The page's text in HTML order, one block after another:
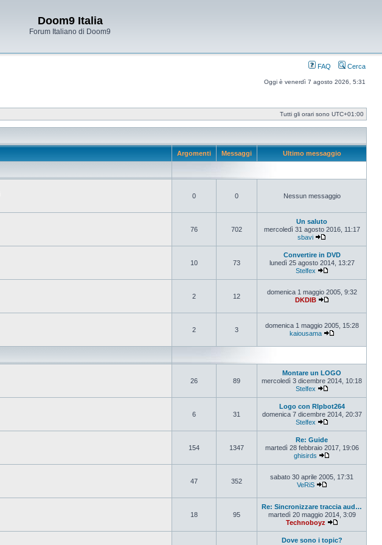
Doom9 Italia
Forum Italiano di Doom9
FAQ Cerca
Oggi è venerdì 7 agosto 2026, 5:31
Tutti gli orari sono UTC+01:00
Argomenti Messaggi Ultimo messaggio
0 0 Nessun messaggio
76 702
Un saluto
mercoledì 31 agosto 2016, 11:17
sbavi
10 73
Convertire in DVD
lunedì 25 agosto 2014, 13:27
Stelfex
2 12
domenica 1 maggio 2005, 9:32
DKDIB
2 3
domenica 1 maggio 2005, 15:28
kaiousama
26 89
Montare un LOGO
mercoledì 3 dicembre 2014, 10:18
Stelfex
6 31
Logo con RIpbot264
domenica 7 dicembre 2014, 20:37
Stelfex
154 1347
Re: Guide
martedì 28 febbraio 2017, 19:06
ghisirds
47 352
sabato 30 aprile 2005, 17:31
VeRiS
18 95
Re: Sincronizzare traccia aud…
martedì 20 maggio 2014, 3:09
Technoboyz
Dove sono i topic?